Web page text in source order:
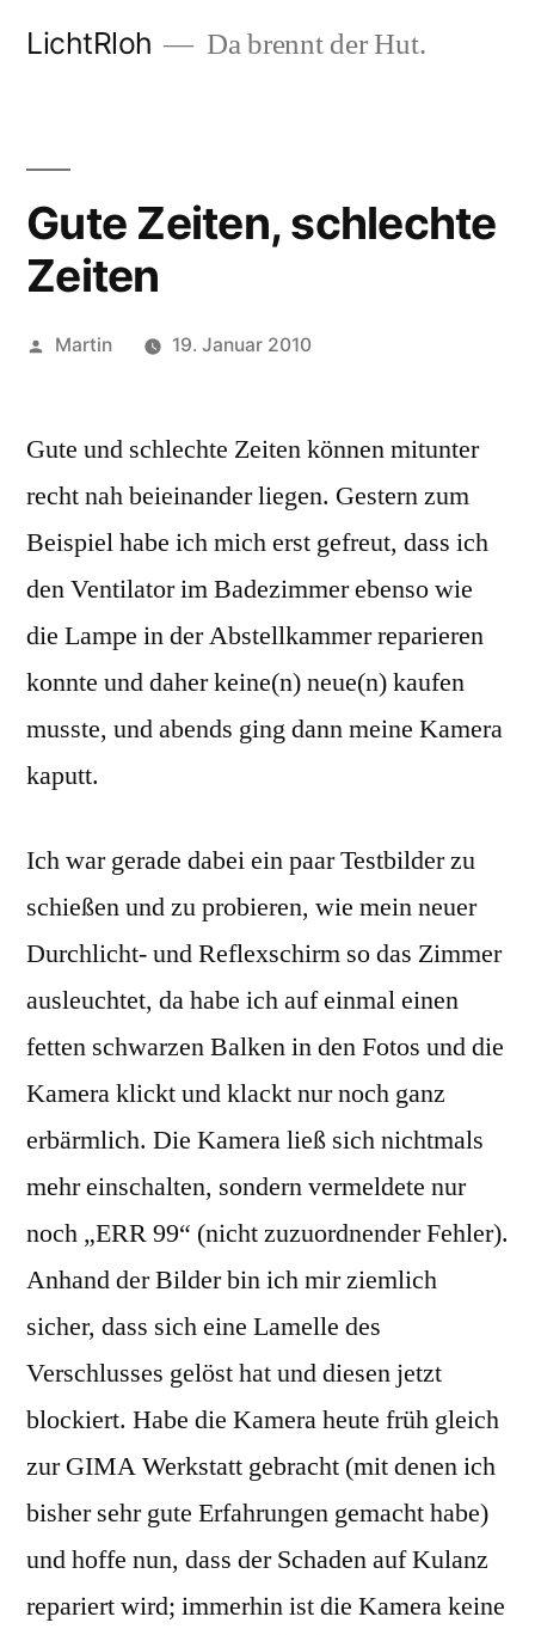
LichtRloh Da brennt der Hut.
Gute Zeiten, schlechte
Zeiten
Veröffentlicht
Martin 19. Januar 2010
Gute und schlechte Zeiten können mitunter
recht nah beieinander liegen. Gestern zum
Beispiel habe ich mich erst gefreut, dass ich
den Ventilator im Badezimmer ebenso wie
die Lampe in der Abstellkammer reparieren
konnte und daher keine(n) neue(n) kaufen
musste, und abends ging dann meine Kamera
kaputt.
Ich war gerade dabei ein paar Testbilder zu
schießen und zu probieren, wie mein neuer
Durchlicht- und Reflexschirm so das Zimmer
ausleuchtet, da habe ich auf einmal einen
fetten schwarzen Balken in den Fotos und die
Kamera klickt und klackt nur noch ganz
erbärmlich. Die Kamera ließ sich nichtmals
mehr einschalten, sondern vermeldete nur
noch „ERR 99“ (nicht zuzuordnender Fehler).
Anhand der Bilder bin ich mir ziemlich
sicher, dass sich eine Lamelle des
Verschlusses gelöst hat und diesen jetzt
blockiert. Habe die Kamera heute früh gleich
zur GIMA Werkstatt gebracht (mit denen ich
bisher sehr gute Erfahrungen gemacht habe)
und hoffe nun, dass der Schaden auf Kulanz
repariert wird; immerhin ist die Kamera keine